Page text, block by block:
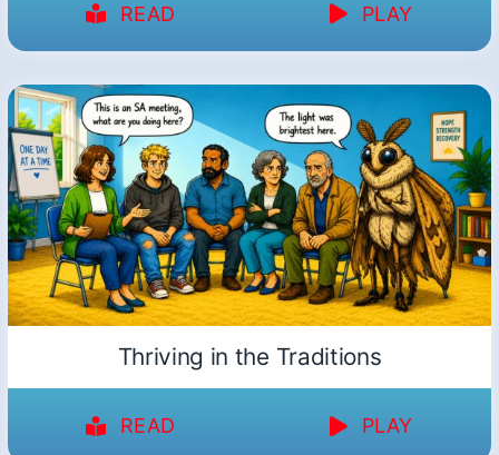
READ PLAY
Thriving in the Traditions
READ PLAY